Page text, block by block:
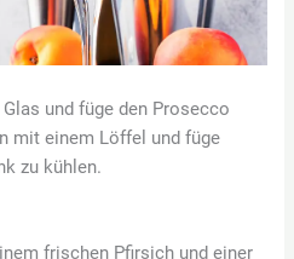
und füge den Prosecco
mit einem Löffel und füge
zu kühlen.
frischen Pfirsich und einer